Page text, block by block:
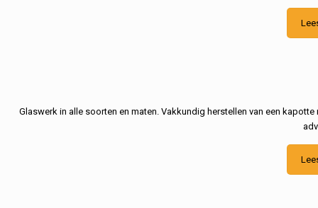
Glaswerk in alle soorten en maten. Vakkundig herstellen van een